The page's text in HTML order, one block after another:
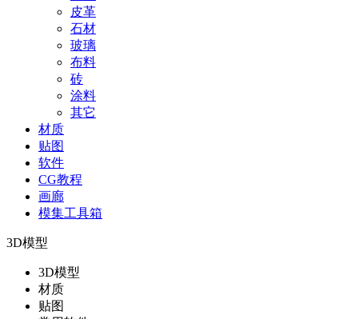
皮革
石材
玻璃
布料
砖
涂料
其它
材质
贴图
软件
CG教程
画廊
模集工具箱
3D模型
3D模型
材质
贴图